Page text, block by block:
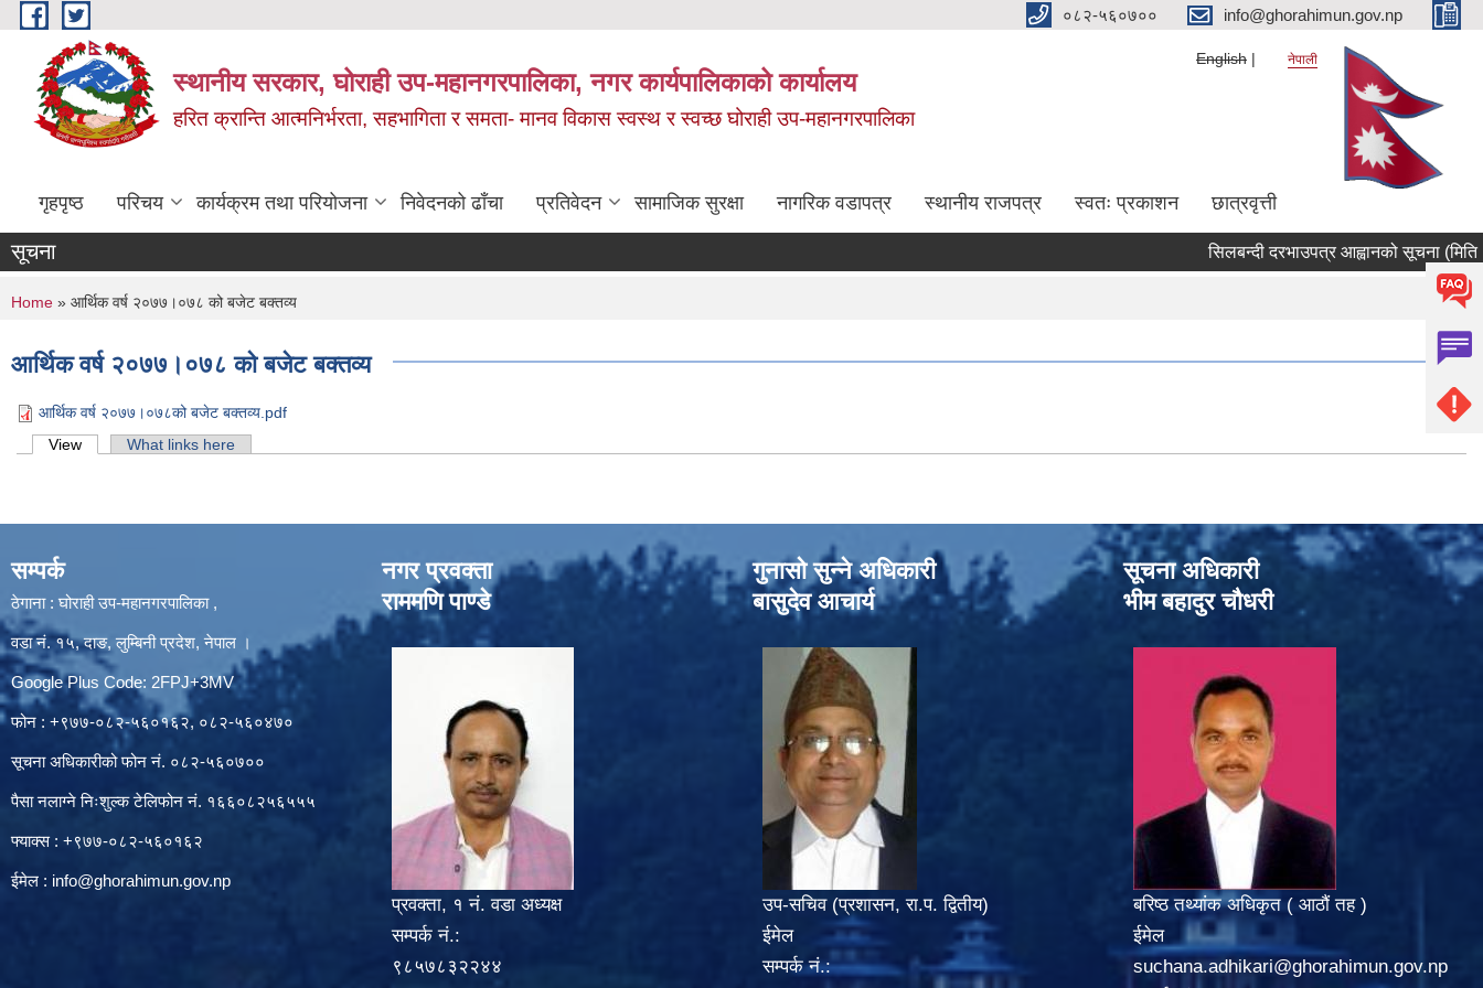
Skip to main content ०८२-५६०७०० info@ghorahimun.gov.np
स्थानीय सरकार, घोराही उप-महानगरपालिका, नगर कार्यपालिकाको कार्यालय
हरित क्रान्ति आत्मनिर्भरता, सहभागिता र समता- मानव विकास स्वस्थ र स्वच्छ घोराही उप-महानगरपालिका
English नेपाली
गृहपृष्ठ परिचय कार्यक्रम तथा परियोजना निवेदनको ढाँचा प्रतिवेदन सामाजिक सुरक्षा नागरिक वडापत्र स्थानीय राजपत्र स्वतः प्रकाशन छात्रवृत्ती
सूचना सिलबन्दी दरभाउपत्र आह्वानको सूचना (मिति
You are here
Home » आर्थिक वर्ष २०७७।०७८ को बजेट बक्तव्य
आर्थिक वर्ष २०७७।०७८ को बजेट बक्तव्य
आर्थिक वर्ष २०७७।०७८को बजेट बक्तव्य.pdf
Primary tabs
View (active tab)What links here
सम्पर्क
ठेगाना : घोराही उप-महानगरपालिका ,
वडा नं. १५, दाङ, लुम्बिनी प्रदेश, नेपाल ।
Google Plus Code: 2FPJ+3MV
फोन : +९७७-०८२-५६०१६२, ०८२-५६०४७०
सूचना अधिकारीको फोन नं. ०८२-५६०७००
पैसा नलाग्ने निःशुल्क टेलिफोन नं. १६६०८२५६५५५
फ्याक्स : +९७७-०८२-५६०१६२
ईमेल : info@ghorahimun.gov.np
नगर प्रवक्ता
राममणि पाण्डे
प्रवक्ता, १ नं. वडा अध्यक्ष
सम्पर्क नं.:
९८५७८३२२४४
गुनासो सुन्‍ने अधिकारी
बासुदेव आचार्य
उप-सचिव (प्रशासन, रा.प. द्वितीय)
ईमेल
सम्पर्क नं.:
सूचना अधिकारी
भीम बहादुर चौधरी
बरिष्ठ तथ्यांक अधिकृत ( आठौं तह )
ईमेल
suchana.adhikari@ghorahimun.gov.np